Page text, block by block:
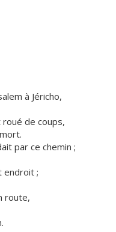
à Jéricho,
roué de coups,
par ce chemin ;
endroit ;
route,